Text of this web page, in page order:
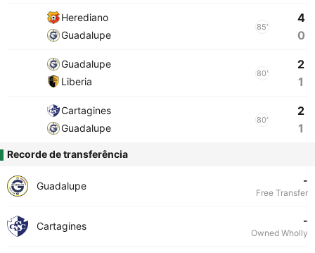
Herediano
Guadalupe
85'
4
0
Guadalupe
Liberia
80'
2
1
Cartagines
Guadalupe
80'
2
1
Recorde de transferência
Guadalupe -
Free Transfer
Cartagines -
Owned Wholly